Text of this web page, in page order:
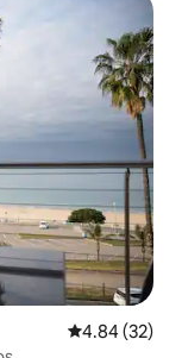
Calificación
4.84 (32)